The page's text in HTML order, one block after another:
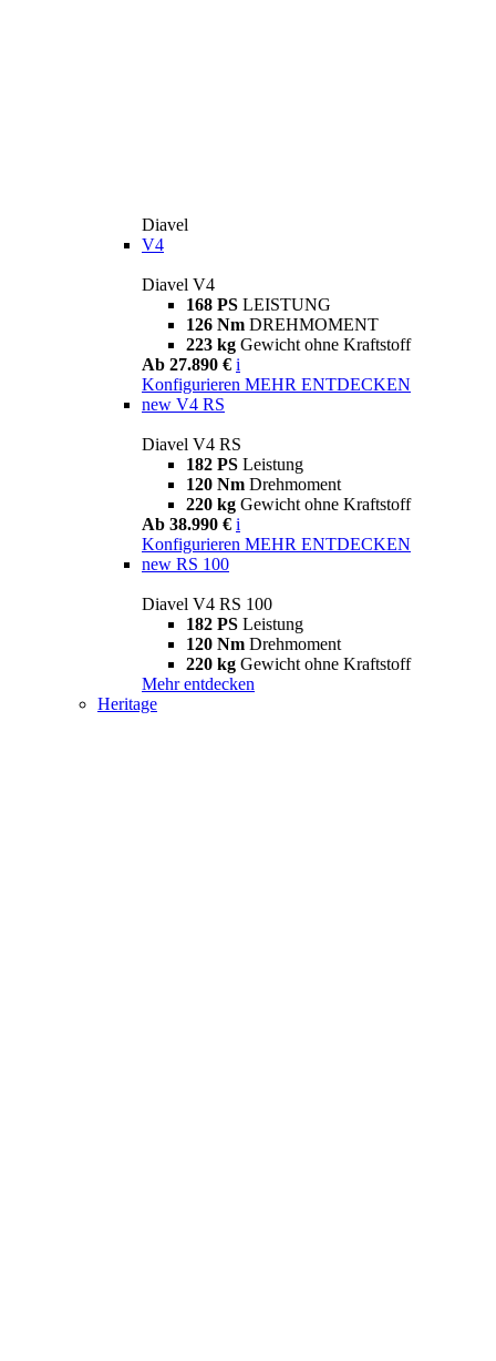
Diavel
V4
Diavel V4
168 PS LEISTUNG
126 Nm DREHMOMENT
223 kg Gewicht ohne Kraftstoff
Ab 27.890 € i
Konfigurieren MEHR ENTDECKEN
new V4 RS
Diavel V4 RS
182 PS Leistung
120 Nm Drehmoment
220 kg Gewicht ohne Kraftstoff
Ab 38.990 € i
Konfigurieren MEHR ENTDECKEN
new RS 100
Diavel V4 RS 100
182 PS Leistung
120 Nm Drehmoment
220 kg Gewicht ohne Kraftstoff
Mehr entdecken
Heritage